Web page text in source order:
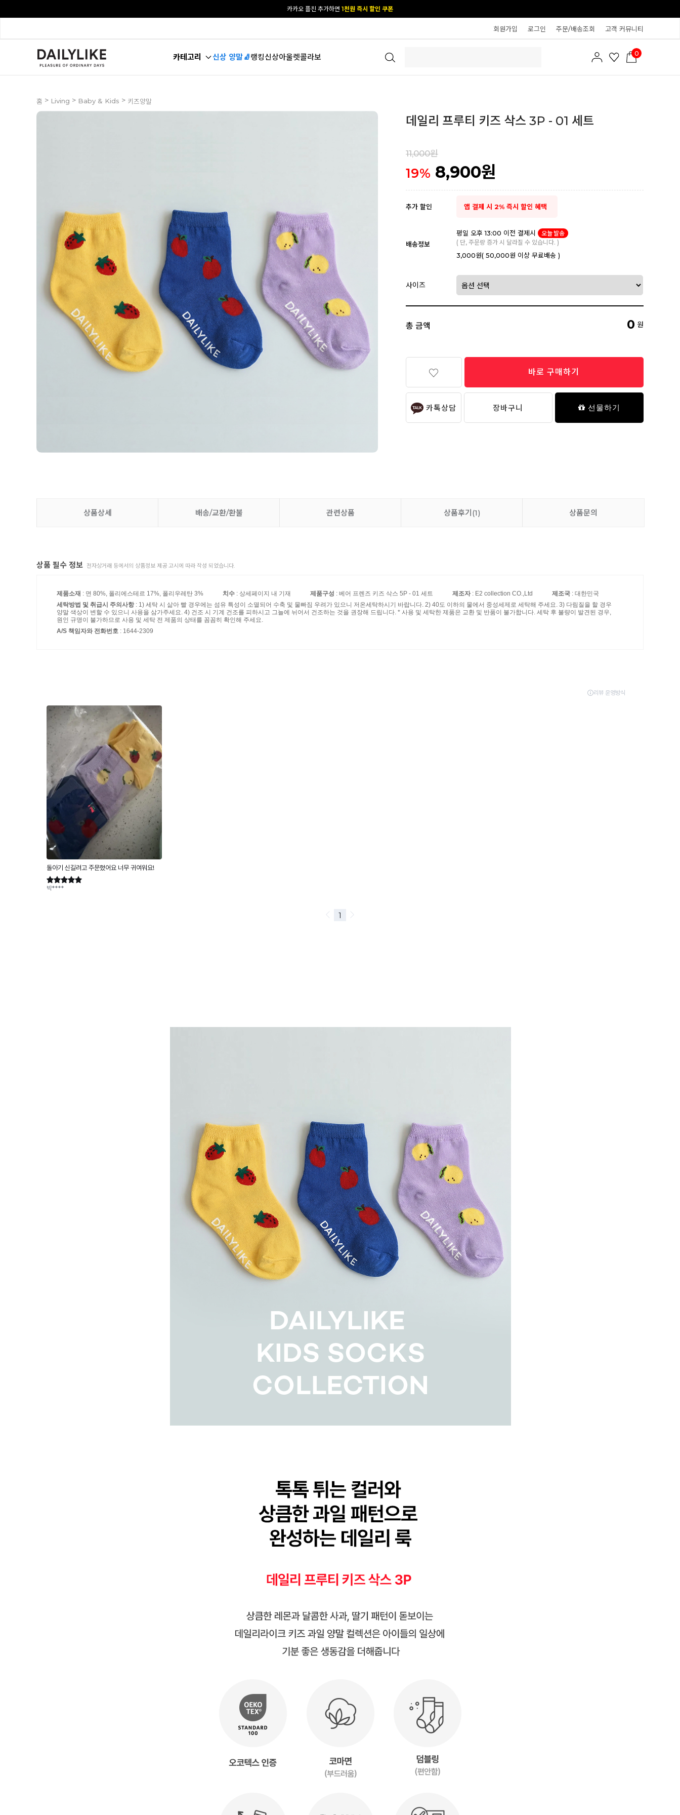
[공식몰 단독] 앱 다운받고2% 결제 할인 받기
회원가입 로그인 주문/배송조회 고객 커뮤니티
카테고리 신상 양말🧦랭킹신상아울렛콜라보 0
홈 > Living > Baby & Kids > 키즈양말
데일리 프루티 키즈 삭스 3P - 01 세트
11,000원
19% 8,900원
추가 할인 앱 결제 시 2% 즉시 할인 혜택
배송정보
평일 오후 13:00 이전 결제시
오늘 발송
( 단, 주문량 증가 시 달라질 수 있습니다. )
3,000원( 50,000원 이상 무료배송 )
사이즈
총 금액 0 원
바로 구매하기
카톡상담 장바구니 선물하기
상품상세 배송/교환/환불 관련상품 상품후기(1) 상품문의
상품 필수 정보 전자상거래 등에서의 상품정보 제공 고시에 따라 작성 되었습니다.
제품소재 : 면 80%, 폴리에스테르 17%, 폴리우레탄 3% 치수 : 상세페이지 내 기재 제품구성 : 베어 프렌즈 키즈 삭스 5P - 01 세트 제조자: E2 collection CO.,Ltd 제조국 : 대한민국
세탁방법 및 취급시 주의사항: 1) 세탁 시 삶아 빨 경우에는 섬유 특성이 소멸되어 수축 및 물빠짐 우려가 있으니 저온세탁하시기 바랍니다. 2) 40도 이하의 물에서 중성세제로 세탁해 주세요. 3) 다림질을 할 경우
양말 색상이 변할 수 있으니 사용을 삼가주세요. 4) 건조 시 기계 건조를 피하시고 그늘에 뉘어서 건조하는 것을 권장해 드립니다. * 사용 및 세탁한 제품은 교환 및 반품이 불가합니다. 세탁 후 불량이 발견된 경우,
원인 규명이 불가하므로 사용 및 세탁 전 제품의 상태를 꼼꼼히 확인해 주세요.
A/S 책임자와 전화번호 : 1644-2309